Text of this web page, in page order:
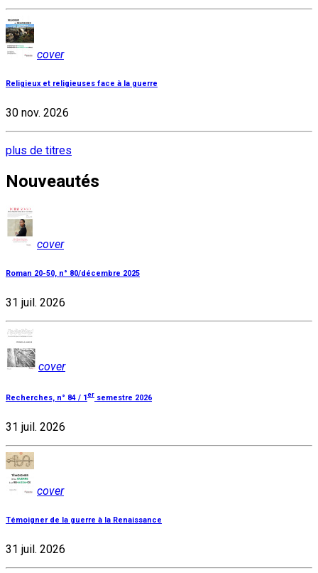
cover
Religieux et religieuses face à la guerre
30 nov. 2026
plus de titres
Nouveautés
cover
Roman 20-50, n° 80/décembre 2025
31 juil. 2026
cover
Recherches, n° 84 / 1er semestre 2026
31 juil. 2026
cover
Témoigner de la guerre à la Renaissance
31 juil. 2026